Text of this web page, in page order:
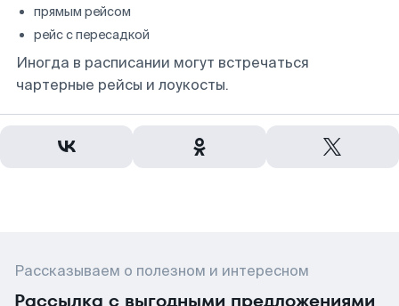
прямым рейсом
рейс с пересадкой
Иногда в расписании могут встречаться
чартерные рейсы и лоукосты.
Рассказываем о полезном и интересном
Рассылка с выгодными предложениями